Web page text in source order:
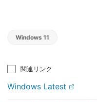
Windows 11
関連リンク
Windows Latest